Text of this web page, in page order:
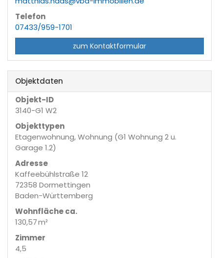
Telefon
07433/959-1701
zum Kontaktformular
Objektdaten
Objekt-ID
3140-G1 W2
Objekttypen
Etagenwohnung, Wohnung (G1 Wohnung 2 u.
Garage 1.2)
Adresse
Kaffeebühlstraße 12
72358 Dormettingen
Baden-Württemberg
Wohnfläche ca.
130,57 m²
Zimmer
4,5